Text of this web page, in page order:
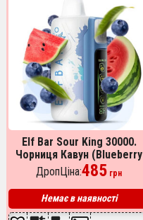
Elf Bar Sour King 30000.
Чорниця Кавун (Blueberry
Watermelon)
ДропЦіна:485 грн
Немає в наявності